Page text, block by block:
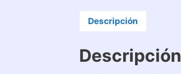
Descripción
Descripción